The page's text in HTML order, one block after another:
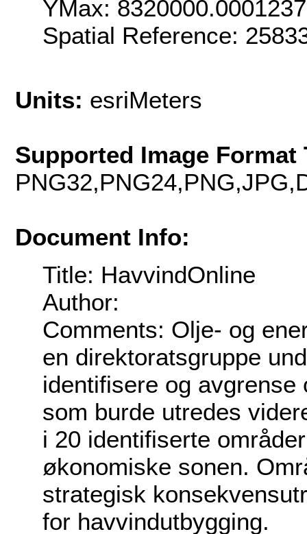
YMax:
Spatial Reference:
Units: esriMeters
Supported Image Format
Document Info:
Title: HavvindOnline
Author:
Comments: Olje- og
en direktoratsgruppe
identifisere og
som burde utredes
i 20 identifiserte
økonomiske sonen.
strategisk
for havvindutbygging.